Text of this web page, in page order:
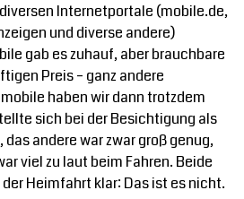
Internetportale (mobile.de,
und diverse andere)
gab es zuhauf, aber brauchbare
Preis – ganz andere
haben wir dann trotzdem
sich bei der Besichtigung als
andere war zwar groß genug,
viel zu laut beim Fahren. Beide
Heimfahrt klar: Das ist es nicht.